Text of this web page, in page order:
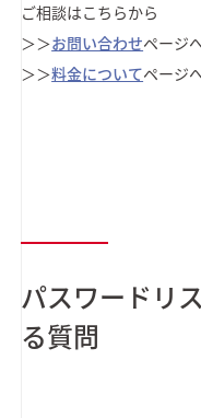
ご相談はこちらから
＞＞お問い合わせページ
＞＞料金についてページ
パスワードリ
る質問